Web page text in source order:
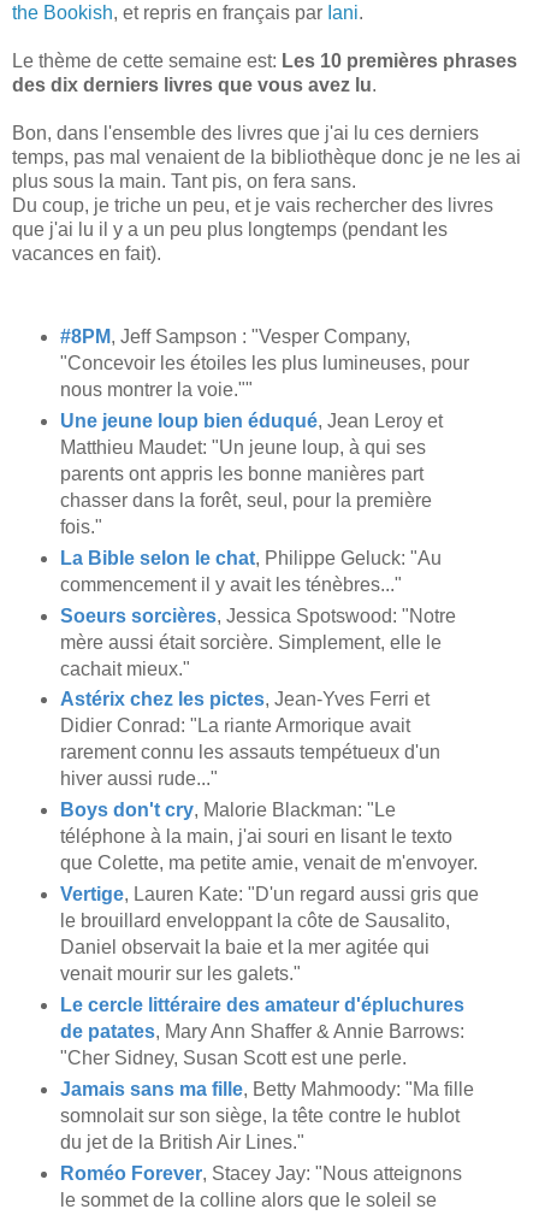
the Bookish, et repris en français par Iani.
Le thème de cette semaine est: Les 10 premières phrases
des dix derniers livres que vous avez lu.
Bon, dans l'ensemble des livres que j'ai lu ces derniers
temps, pas mal venaient de la bibliothèque donc je ne les ai
plus sous la main. Tant pis, on fera sans.
Du coup, je triche un peu, et je vais rechercher des livres
que j'ai lu il y a un peu plus longtemps (pendant les
vacances en fait).
#8PM, Jeff Sampson : "Vesper Company,
"Concevoir les étoiles les plus lumineuses, pour
nous montrer la voie.""
Une jeune loup bien éduqué, Jean Leroy et
Matthieu Maudet: "Un jeune loup, à qui ses
parents ont appris les bonne manières part
chasser dans la forêt, seul, pour la première
fois."
La Bible selon le chat, Philippe Geluck: "Au
commencement il y avait les ténèbres..."
Soeurs sorcières, Jessica Spotswood: "Notre
mère aussi était sorcière. Simplement, elle le
cachait mieux."
Astérix chez les pictes, Jean-Yves Ferri et
Didier Conrad: "La riante Armorique avait
rarement connu les assauts tempétueux d'un
hiver aussi rude..."
Boys don't cry, Malorie Blackman: "Le
téléphone à la main, j'ai souri en lisant le texto
que Colette, ma petite amie, venait de m'envoyer.
Vertige, Lauren Kate: "D'un regard aussi gris que
le brouillard enveloppant la côte de Sausalito,
Daniel observait la baie et la mer agitée qui
venait mourir sur les galets."
Le cercle littéraire des amateur d'épluchures
de patates, Mary Ann Shaffer & Annie Barrows:
"Cher Sidney, Susan Scott est une perle.
Jamais sans ma fille, Betty Mahmoody: "Ma fille
somnolait sur son siège, la tête contre le hublot
du jet de la British Air Lines."
Roméo Forever, Stacey Jay: "Nous atteignons
le sommet de la colline alors que le soleil se